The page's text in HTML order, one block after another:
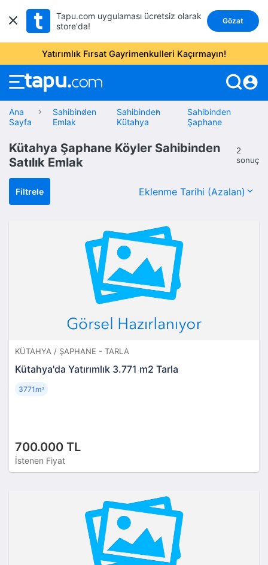
Tapu.com uygulaması ücretsiz olarak
store'da!
Gözat
Yatırımlık Fırsat Gayrimenkulleri Kaçırmayın!
account_circle
Ana
Sayfa
Sahibinden
Emlak
Sahibinden
Kütahya
Sahibinden
Şaphane
Kütahya Şaphane Köyler Sahibinden
Satılık Emlak
2
sonuç
Filtrele
KÜTAHYA / ŞAPHANE - TARLA
Kütahya'da Yatırımlık 3.771 m2 Tarla
700.000 TL
İstenen Fiyat
3771m²